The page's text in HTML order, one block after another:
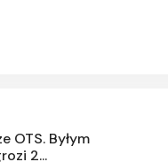
OTS. Byłym
2...